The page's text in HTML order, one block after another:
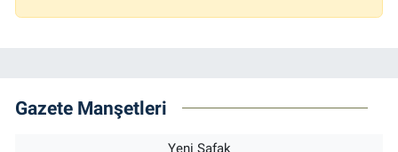
Gazete Manşetleri
Yeni Şafak